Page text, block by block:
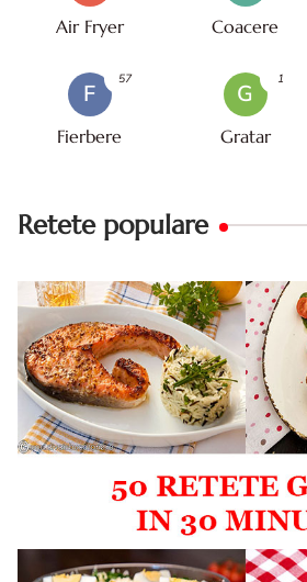
Air Fryer Coacere
F
Fierbere
57
G
Gratar
1
Retete populare